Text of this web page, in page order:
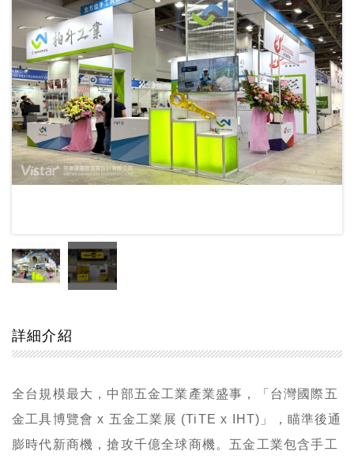
詳細介紹
全台規模最大，中部五金工業產業盛事，「台灣國際五
金工具博覽會 x 五金工業展 (TiTE x IHT)」，瞄準後通
膨時代新商機，搶攻千億全球商機。五金工業包含手工